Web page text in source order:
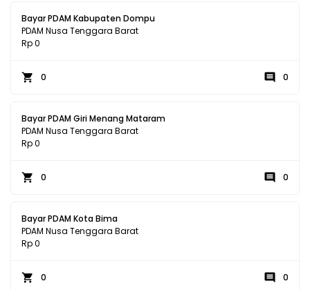
Bayar PDAM Kabupaten Dompu
PDAM Nusa Tenggara Barat
Rp 0
0 0
Bayar PDAM Giri Menang Mataram
PDAM Nusa Tenggara Barat
Rp 0
0 0
Bayar PDAM Kota Bima
PDAM Nusa Tenggara Barat
Rp 0
0 0